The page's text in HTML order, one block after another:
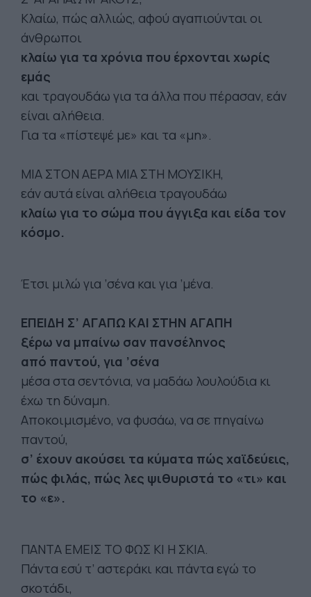
Κλαίω, πώς αλλιώς, αφού αγαπιούνται οι
άνθρωποι
κλαίω για τα χρόνια που έρχονται χωρίς
εμάς
και τραγουδάω για τα άλλα που πέρασαν, εάν
είναι αλήθεια.
Για τα «πίστεψέ με» και τα «μη».
ΜΙΑ ΣΤΟΝ ΑΕΡΑ ΜΙΑ ΣΤΗ ΜΟΥΣΙΚΗ,
εάν αυτά είναι αλήθεια τραγουδάω
κλαίω για το σώμα που άγγιξα και είδα τον
κόσμο.
Έτσι μιλώ για ’σένα και για ’μένα.
ΕΠΕΙΔΗ Σ’ ΑΓΑΠΩ ΚΑΙ ΣΤΗΝ ΑΓΑΠΗ
ξέρω να μπαίνω σαν πανσέληνος
από παντού, για ’σένα
μέσα στα σεντόνια, να μαδάω λουλούδια κι
έχω τη δύναμη.
Αποκοιμισμένο, να φυσάω, να σε πηγαίνω
παντού,
σ’ έχουν ακούσει τα κύματα πώς χαϊδεύεις,
πώς φιλάς, πώς λες ψιθυριστά το «τι» και
το «ε».
ΠΑΝΤΑ ΕΜΕΙΣ ΤΟ ΦΩΣ ΚΙ Η ΣΚΙΑ.
Πάντα εσύ τ’ αστεράκι και πάντα εγώ το
σκοτάδι,